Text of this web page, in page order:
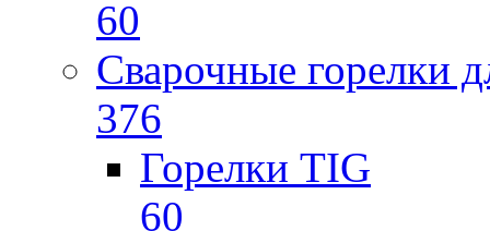
60
Сварочные горелки
376
Горелки TIG
60